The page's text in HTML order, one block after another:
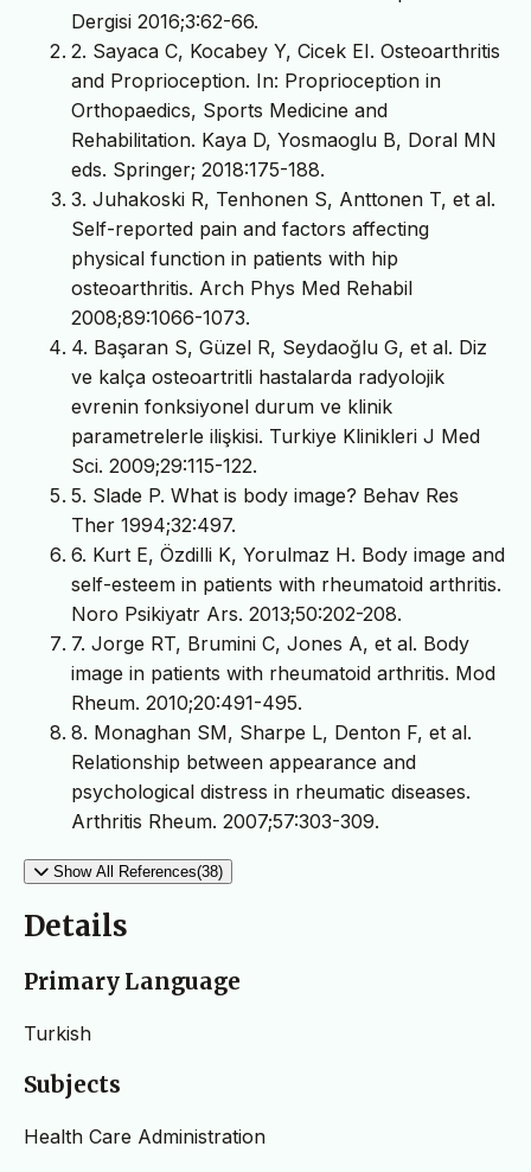
Dergisi 2016;3:62-66.
2. Sayaca C, Kocabey Y, Cicek EI. Osteoarthritis
and Proprioception. In: Proprioception in
Orthopaedics, Sports Medicine and
Rehabilitation. Kaya D, Yosmaoglu B, Doral MN
eds. Springer; 2018:175-188.
3. Juhakoski R, Tenhonen S, Anttonen T, et al.
Self-reported pain and factors affecting
physical function in patients with hip
osteoarthritis. Arch Phys Med Rehabil
2008;89:1066-1073.
4. Başaran S, Güzel R, Seydaoğlu G, et al. Diz
ve kalça osteoartritli hastalarda radyolojik
evrenin fonksiyonel durum ve klinik
parametrelerle ilişkisi. Turkiye Klinikleri J Med
Sci. 2009;29:115-122.
5. Slade P. What is body image? Behav Res
Ther 1994;32:497.
6. Kurt E, Özdilli K, Yorulmaz H. Body image and
self-esteem in patients with rheumatoid arthritis.
Noro Psikiyatr Ars. 2013;50:202-208.
7. Jorge RT, Brumini C, Jones A, et al. Body
image in patients with rheumatoid arthritis. Mod
Rheum. 2010;20:491-495.
8. Monaghan SM, Sharpe L, Denton F, et al.
Relationship between appearance and
psychological distress in rheumatic diseases.
Arthritis Rheum. 2007;57:303-309.
Show All References(38)
Details
Primary Language
Turkish
Subjects
Health Care Administration